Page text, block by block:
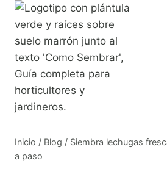
Saltar
contenido
Inicio / Blog / Siembra lechugas
a paso